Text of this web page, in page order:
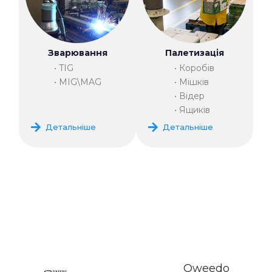
Зварювання
• TIG
• MIG\MAG
Детальніше
Палетизація
• Коробів
• Мішків
• Відер
• Ящиків
Детальніше
Qweedo